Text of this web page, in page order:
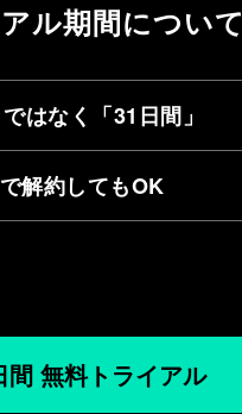
ル期間について
ではなく「31日間 」
解約してもOK
間 無料トライアル